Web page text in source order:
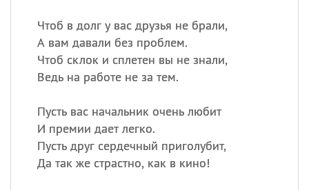
Чтоб в долг у вас друзья не брали,
А вам давали без проблем.
Чтоб склок и сплетен вы не знали,
Ведь на работе не за тем.
Пусть вас начальник очень любит
И премии дает легко.
Пусть друг сердечный приголубит,
Да так же страстно, как в кино!